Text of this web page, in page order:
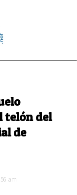
telón del
de
am